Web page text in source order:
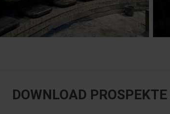
DOWNLOAD PROSPEKTE